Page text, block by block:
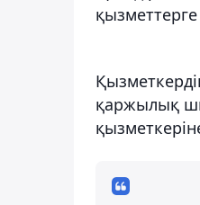
қызметтерге
қаржылық